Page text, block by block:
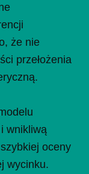
że nie
przełożenia
wnikliwą
oceny
wycinku.